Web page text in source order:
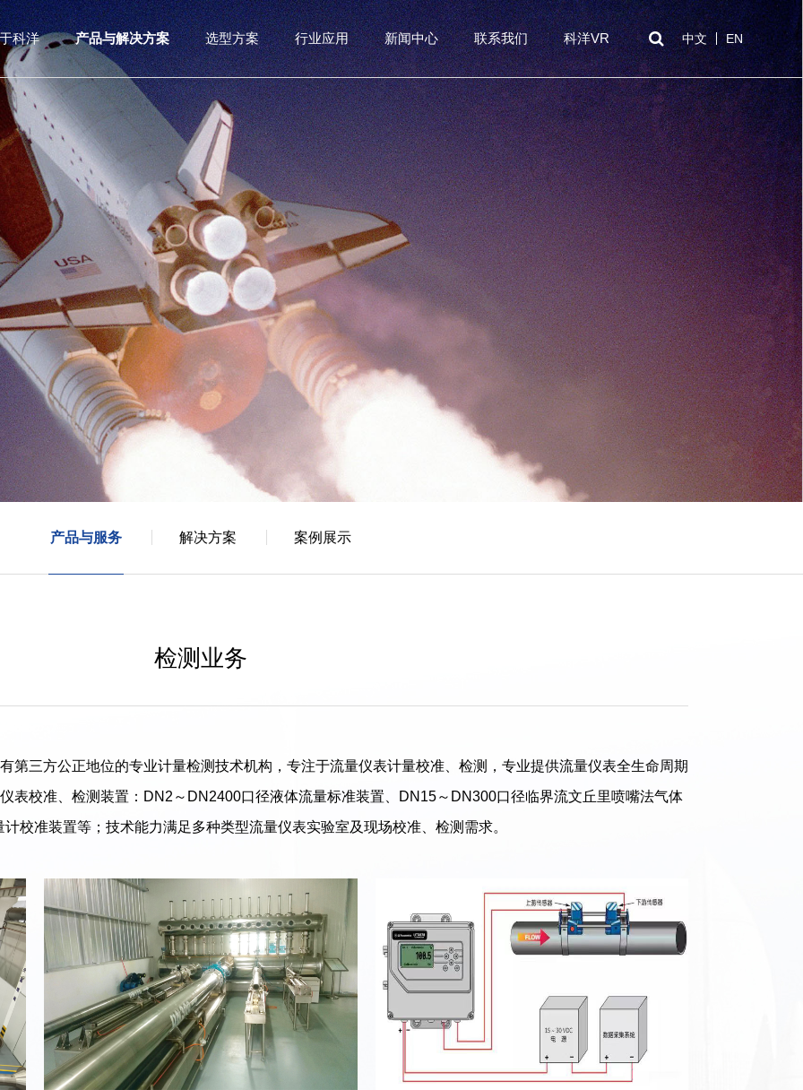
科洋 产品与解决方案 选型方案 行业应用 新闻中心 联系我们 科洋VR 中文 EN
产品与服务 解决方案 案例展示
检测业务
第三方公正地位的专业计量检测技术机构，专注于流量仪表计量校准、检测，专业提供流量仪表全生命周期
表校准、检测装置：DN2～DN2400口径液体流量标准装置、DN15～DN300口径临界流文丘里喷嘴法气体
校准装置等；技术能力满足多种类型流量仪表实验室及现场校准、检测需求。